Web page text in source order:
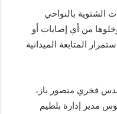
الشتوية بالنواحي
من أي إصابات أو
المتابعة الميدانية
فخري منصور باز،
مدير إدارة بلطيم